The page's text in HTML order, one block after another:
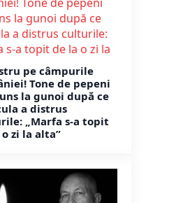
pe câmpurile
Tone de pepeni
la gunoi după ce
a distrus
„Marfa s-a topit
zi la alta”